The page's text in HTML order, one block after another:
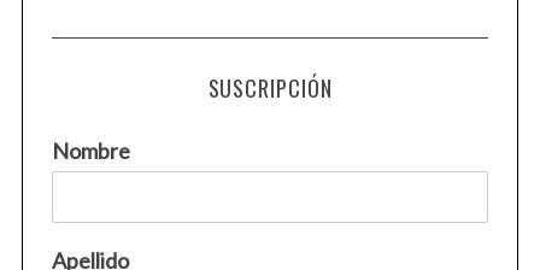
SUSCRIPCIÓN
Nombre
Apellido